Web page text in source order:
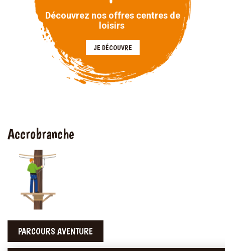
Découvrez nos offres centres de
loisirs
JE DÉCOUVRE
Accrobranche
PARCOURS AVENTURE